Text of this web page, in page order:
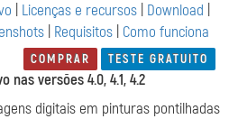
Licenças e recursos Download
Requisitos Como funciona
COMPRAR TESTE GRATUITO
nas versões 4.0, 4.1, 4.2
digitais em pinturas pontilhadas